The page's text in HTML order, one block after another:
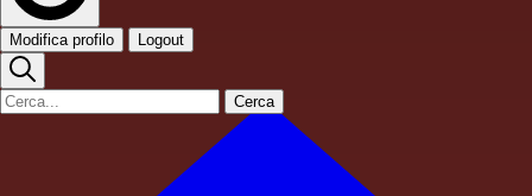
Modifica profilo Logout
Cerca